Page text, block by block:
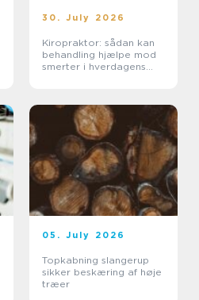
30. July 2026
Kiropraktor: sådan kan
behandling hjælpe mod
smerter i hverdagens
05. July 2026
Topkabning slangerup
sikker beskæring af høje
træer